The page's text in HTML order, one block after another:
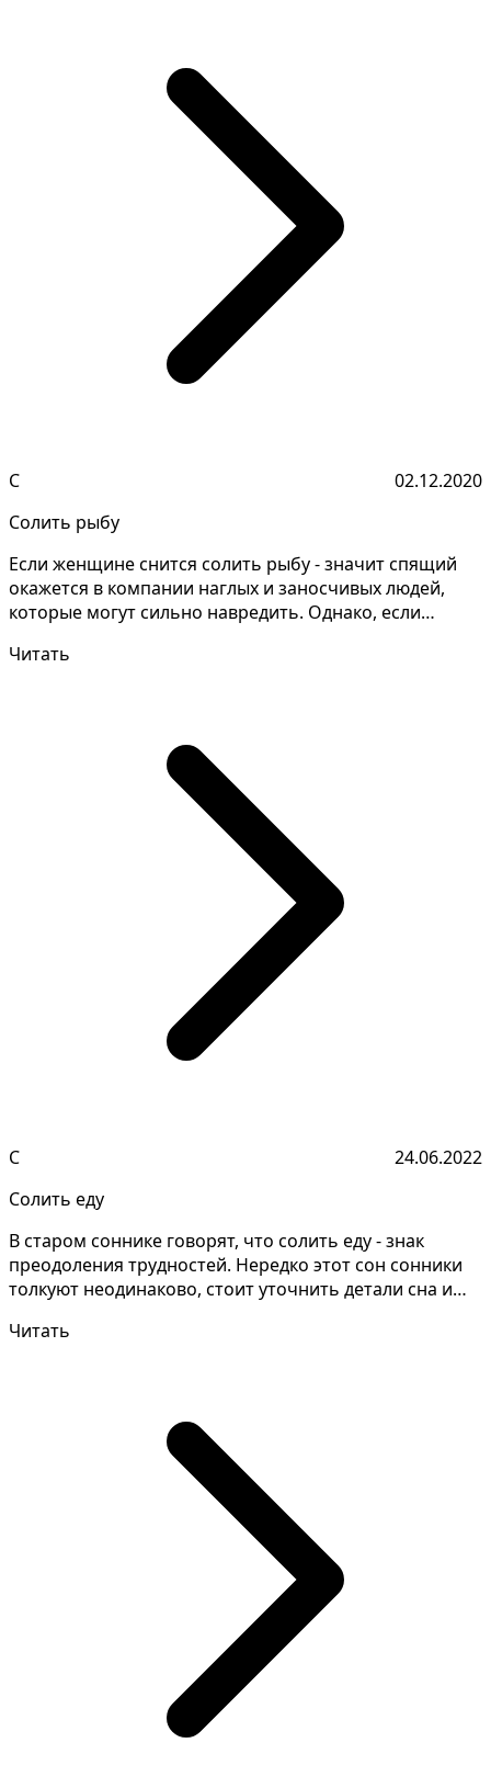
С
02.12.2020
Солить рыбу
Если женщине снится солить рыбу - значит спящий
окажется в компании наглых и заносчивых людей,
которые могут сильно навредить. Однако, если
Читать
С
24.06.2022
Солить еду
В старом соннике говорят, что солить еду - знак
преодоления трудностей. Нередко этот сон сонники
толкуют неодинаково, стоит уточнить детали сна и
Читать